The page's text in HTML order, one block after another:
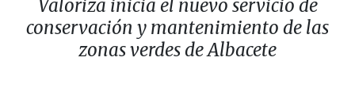
Valoriza inicia el nuevo servicio de
conservación y mantenimiento de las
zonas verdes de Albacete